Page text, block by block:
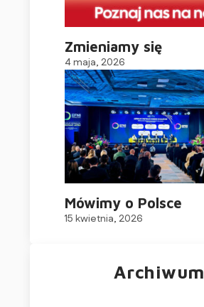
Zmieniamy się
4 maja, 2026
Mówimy o Polsce
15 kwietnia, 2026
Archiwum